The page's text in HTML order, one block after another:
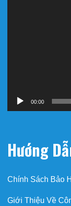
00:00
Hướng
Chính Sách Bảo
Giới Thiệu Về